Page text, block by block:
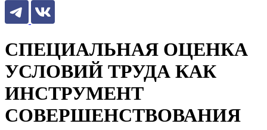
СПЕЦИАЛЬНАЯ ОЦЕНКА
УСЛОВИЙ ТРУДА КАК
ИНСТРУМЕНТ
СОВЕРШЕНСТВОВАНИЯ